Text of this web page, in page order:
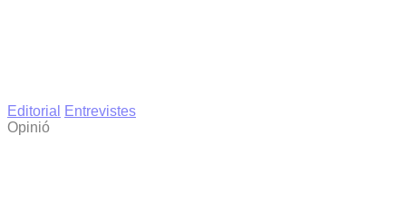
Editorial
Entrevistes
Opinió